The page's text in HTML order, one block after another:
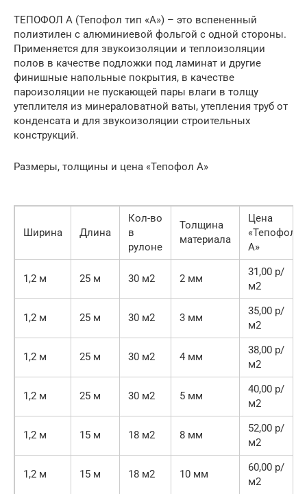
ТЕПОФОЛ А (Тепофол тип «А») – это вспененный
полиэтилен с алюминиевой фольгой с одной стороны.
Применяется для звукоизоляции и теплоизоляции
полов в качестве подложки под ламинат и другие
финишные напольные покрытия, в качестве
пароизоляции не пускающей пары влаги в толщу
утеплителя из минераловатной ваты, утепления труб от
конденсата и для звукоизоляции строительных
конструкций.
Размеры, толщины и цена «Тепофол А»
Ширина Длина
Кол-во
в
рулоне
Толщина
материала
Цена
«Тепофол
А»
1,2 м 25 м 30 м2 2 мм
31,00 р/
м2
1,2 м 25 м 30 м2 3 мм
35,00 р/
м2
1,2 м 25 м 30 м2 4 мм
38,00 р/
м2
1,2 м 25 м 30 м2 5 мм
40,00 р/
м2
1,2 м 15 м 18 м2 8 мм
52,00 р/
м2
1,2 м 15 м 18 м2 10 мм
60,00 р/
м2